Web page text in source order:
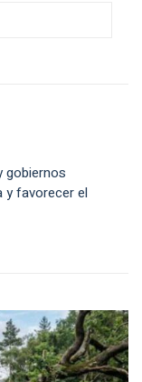
gobiernos
y favorecer el